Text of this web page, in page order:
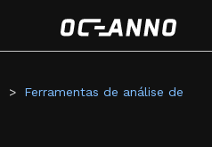
Ferramentas de análise de